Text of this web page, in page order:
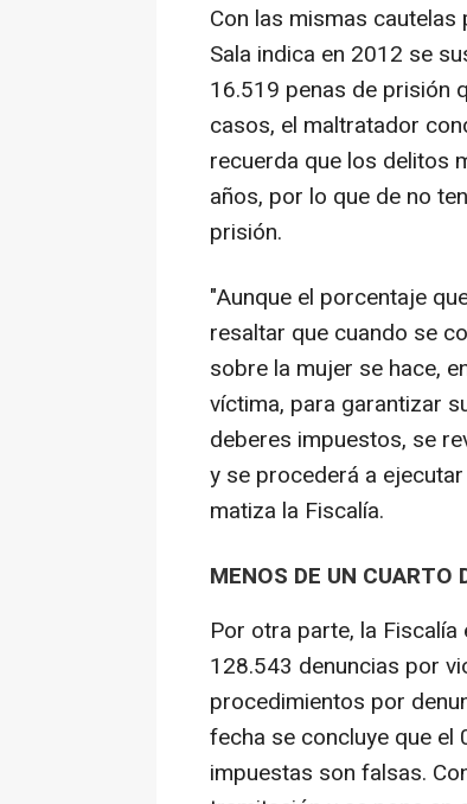
Con las mismas
Sala indica en 2012 se
16.519 penas de prisión
casos, el maltratador
recuerda que los delitos
años, por lo que de no
prisión.
"Aunque el porcentaje
resaltar que cuando se
sobre la mujer se hace,
víctima, para garantizar
deberes impuestos, se
y se procederá a
matiza la Fiscalía.
MENOS DE UN CUARTO
Por otra parte, la
128.543 denuncias por
procedimientos por
fecha se concluye que
impuestas son falsas.